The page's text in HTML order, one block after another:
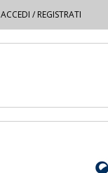
ACCEDI / REGISTRATI